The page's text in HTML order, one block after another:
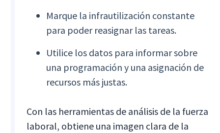
Marque la infrautilización constante
para poder reasignar las tareas.
Utilice los datos para informar sobre
una programación y una asignación de
recursos más justas.
Con las herramientas de análisis de la fuerza
laboral, obtiene una imagen clara de la